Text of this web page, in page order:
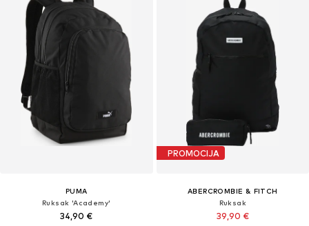
PUMA
Ruksak 'Academy'
34,90 €
PROMOCIJA
ABERCROMBIE & FITCH
Ruksak
39,90 €